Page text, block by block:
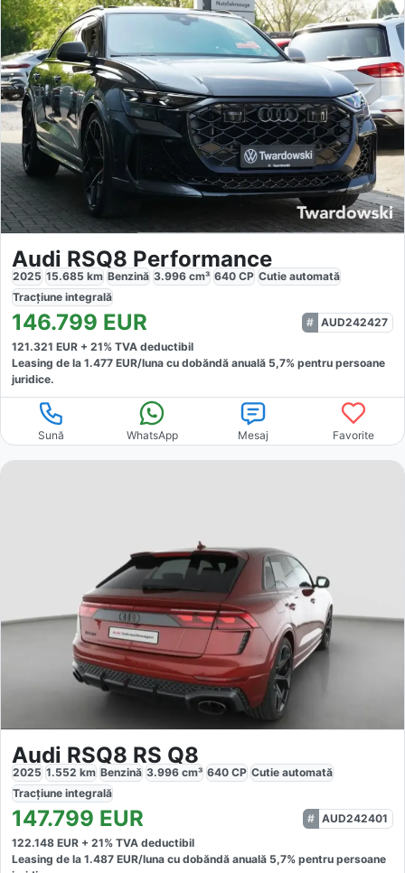
Audi RSQ8 Performance
2025 15.685 km Benzină 3.996 cm³ 640 CP Cutie automată
Tracțiune integrală
146.799 EUR
AUD242427
121.321 EUR + 21% TVA deductibil
Leasing de la 1.477 EUR/luna cu dobăndă anuală 5,7% pentru persoane
juridice.
Sună WhatsApp Mesaj Favorite
Audi RSQ8 RS Q8
2025 1.552 km Benzină 3.996 cm³ 640 CP Cutie automată
Tracțiune integrală
147.799 EUR
AUD242401
122.148 EUR + 21% TVA deductibil
Leasing de la 1.487 EUR/luna cu dobăndă anuală 5,7% pentru persoane